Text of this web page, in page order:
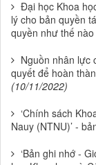
Đại học Khoa
lý cho bản quyền
quyền như thế nào
Nguồn nhân lực
quyết để hoàn
(10/11/2022)
‘Chính sách
Nauy (NTNU)’ -
‘Bản ghi nhớ -